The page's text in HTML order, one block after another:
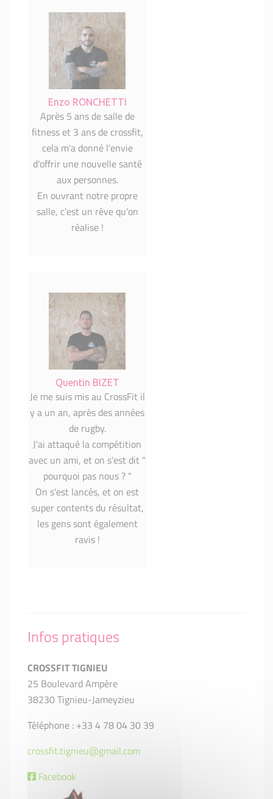
Enzo RONCHETTI
Après 5 ans de salle de
fitness et 3 ans de crossfit,
cela m'a donné l'envie
d'offrir une nouvelle santé
aux personnes.
En ouvrant notre propre
salle, c'est un rêve qu'on
réalise !
Quentin BIZET
Je me suis mis au CrossFit il
y a un an, après des années
de rugby.
J'ai attaqué la compétition
avec un ami, et on s'est dit "
pourquoi pas nous ? "
On s'est lancés, et on est
super contents du résultat,
les gens sont également
ravis !
Infos pratiques
CROSSFIT TIGNIEU
25 Boulevard Ampère
38230 Tignieu-Jameyzieu
Téléphone : +33 4 78 04 30 39
crossfit.tignieu@gmail.com
Facebook